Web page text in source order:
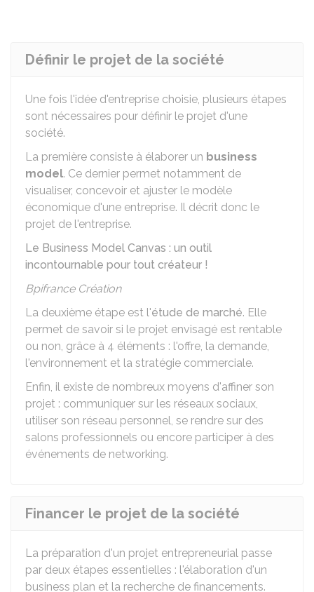
Définir le projet de la société
Une fois l'idée d'entreprise choisie, plusieurs étapes
sont nécessaires pour définir le projet d'une
société.
La première consiste à élaborer un business
model. Ce dernier permet notamment de
visualiser, concevoir et ajuster le modèle
économique d'une entreprise. Il décrit donc le
projet de l'entreprise.
Le Business Model Canvas : un outil
incontournable pour tout créateur !
Bpifrance Création
La deuxième étape est l'étude de marché. Elle
permet de savoir si le projet envisagé est rentable
ou non, grâce à 4 éléments : l'offre, la demande,
l'environnement et la stratégie commerciale.
Enfin, il existe de nombreux moyens d'affiner son
projet : communiquer sur les réseaux sociaux,
utiliser son réseau personnel, se rendre sur des
salons professionnels ou encore participer à des
événements de networking.
Financer le projet de la société
La préparation d'un projet entrepreneurial passe
par deux étapes essentielles : l'élaboration d'un
business plan et la recherche de financements.